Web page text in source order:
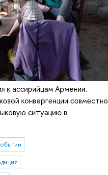
к ассирийцам Армении.
конвергенции совместно
ситуацию в